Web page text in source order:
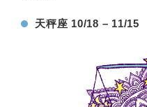
天秤座 10/18 – 11/15